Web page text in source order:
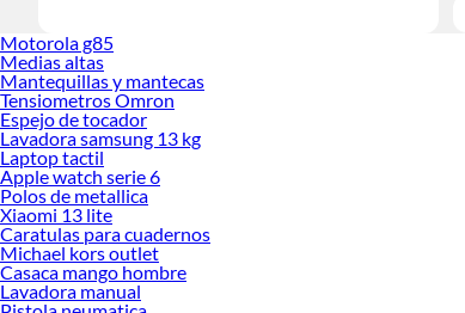
Motorola g85
Medias altas
Mantequillas y mantecas
Tensiometros Omron
Espejo de tocador
Lavadora samsung 13 kg
Laptop tactil
Apple watch serie 6
Polos de metallica
Xiaomi 13 lite
Caratulas para cuadernos
Michael kors outlet
Casaca mango hombre
Lavadora manual